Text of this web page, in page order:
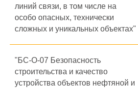
линий связи, в том числе на
особо опасных, технически
сложных и уникальных объектах"
"БС-О-07 Безопасность
строительства и качество
устройства объектов нефтяной и